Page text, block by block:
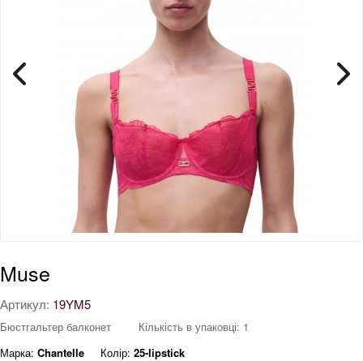
Muse
Артикул: 19YM5
Бюстгальтер балконет
Кількість в упаковці: 1
Марка: Chantelle Колір: 25-lipstick